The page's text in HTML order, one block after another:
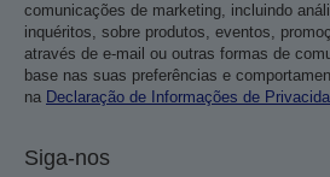
comunicações de marketing, incluindo
inquéritos, sobre produtos, eventos,
através de e-mail ou outras formas de
base nas suas preferências e
na Declaração de Informações de
Siga-nos